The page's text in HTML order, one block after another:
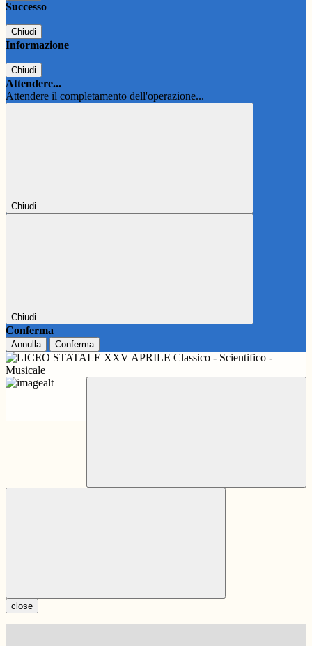
Successo
Chiudi
Informazione
Chiudi
Attendere...
Attendere il completamento dell'operazione...
Chiudi
Chiudi
Conferma
Annulla Conferma
close